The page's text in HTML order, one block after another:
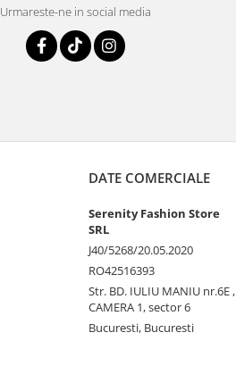
Urmareste-ne in social media
DATE COMERCIALE
Serenity Fashion Store
SRL
J40/5268/20.05.2020
RO42516393
Str. BD. IULIU MANIU nr.6E ,
CAMERA 1, sector 6
Bucuresti, Bucuresti